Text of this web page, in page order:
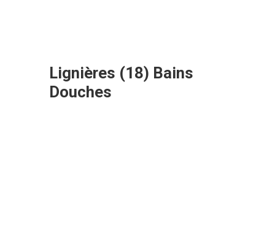
Lignières (18) Bains
Douches